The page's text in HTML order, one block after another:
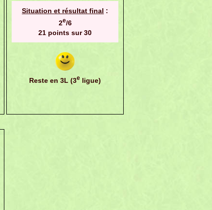
Situation et résultat final :
2e/6
21 points sur 30
Reste en 3L (3e ligue)